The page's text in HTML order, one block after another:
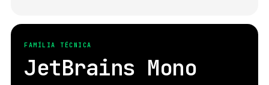
FAMÍLIA TÉCNICA
JetBrains Mono